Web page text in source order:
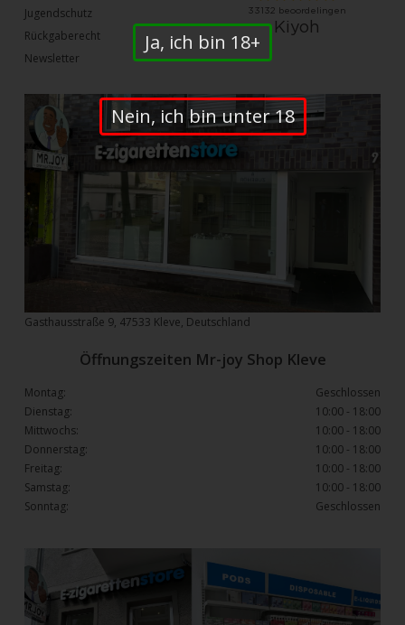
Jugendschutz
Rückgaberecht
Newsletter
Gasthausstraße 9, 47533 Kleve, Deutschland
Öffnungszeiten Mr-joy Shop Kleve
Montag:
Geschlossen
Dienstag:
10:00 - 18:00
Mittwochs:
10:00 - 18:00
Donnerstag:
10:00 - 18:00
Freitag:
10:00 - 18:00
Samstag:
10:00 - 18:00
Sonntag:
Geschlossen
Ja, ich bin 18+
Nein, ich bin unter 18